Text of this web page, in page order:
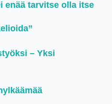
enää tarvitse olla itse
– Yksi